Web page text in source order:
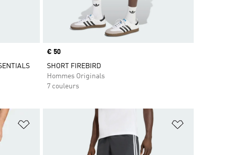
Prix
€ 50
SHORT FIREBIRD
Hommes Originals
7 couleurs
Ajouter à la Liste de produits favoris